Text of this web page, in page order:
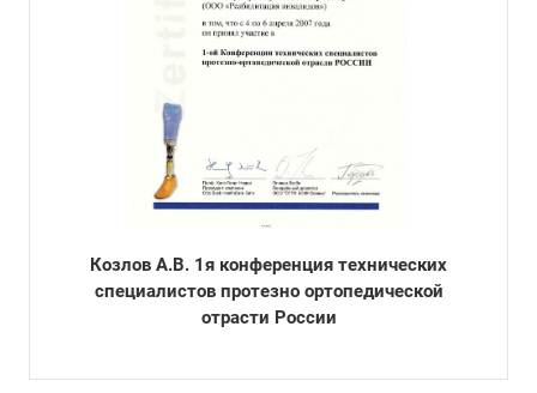
Козлов А.В. 1я конференция технических
специалистов протезно ортопедической
отрасти России